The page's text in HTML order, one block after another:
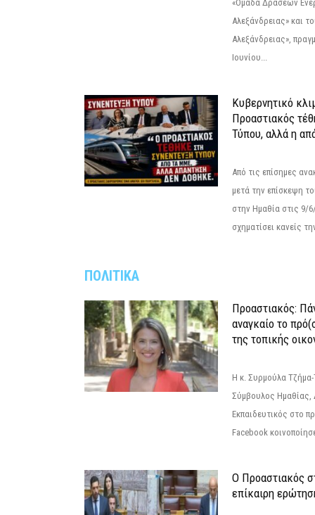
«Ομάδα Δράσεων
Αλεξάνδρειας» και
Αλεξάνδρειας»,
Ιουνίου...
Κυβερνητικό
Προαστιακός
Τύπου, αλλά η
Από τις επίσημες
μετά την επίσκεψη
στην Ημαθία στις 9/
σχηματίσει κανείς
ΠΟΛΙΤΙΚΑ
Προαστιακός:
αναγκαίο το
της τοπικής
Η κ. Συρμούλα
Σύμβουλος Ημαθίας,
Εκπαιδευτικός στο
Facebook
Ο Προαστιακός
επίκαιρη